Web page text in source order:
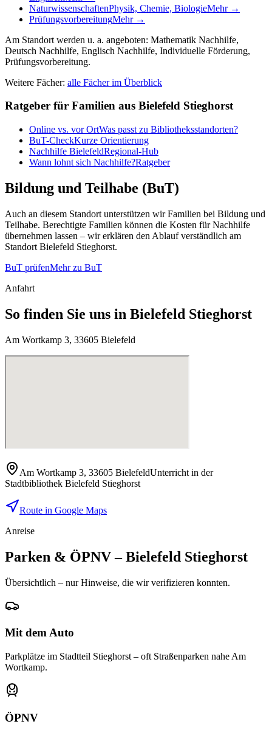
NaturwissenschaftenPhysik, Chemie, BiologieMehr →
PrüfungsvorbereitungMehr →
Am Standort werden u. a. angeboten: Mathematik Nachhilfe,
Deutsch Nachhilfe, Englisch Nachhilfe, Individuelle Förderung,
Prüfungsvorbereitung.
Weitere Fächer: alle Fächer im Überblick
Ratgeber für Familien aus Bielefeld Stieghorst
Online vs. vor OrtWas passt zu Bibliotheksstandorten?
BuT-CheckKurze Orientierung
Nachhilfe BielefeldRegional-Hub
Wann lohnt sich Nachhilfe?Ratgeber
Bildung und Teilhabe (BuT)
Auch an diesem Standort unterstützen wir Familien bei Bildung und
Teilhabe. Berechtigte Familien können die Kosten für Nachhilfe
übernehmen lassen – wir erklären den Ablauf verständlich am
Standort Bielefeld Stieghorst.
BuT prüfenMehr zu BuT
Anfahrt
So finden Sie uns in Bielefeld Stieghorst
Am Wortkamp 3, 33605 Bielefeld
Am Wortkamp 3, 33605 BielefeldUnterricht in der
Stadtbibliothek Bielefeld Stieghorst
Route in Google Maps
Anreise
Parken & ÖPNV – Bielefeld Stieghorst
Übersichtlich – nur Hinweise, die wir verifizieren konnten.
Mit dem Auto
Parkplätze im Stadtteil Stieghorst – oft Straßenparken nahe Am
Wortkamp.
ÖPNV